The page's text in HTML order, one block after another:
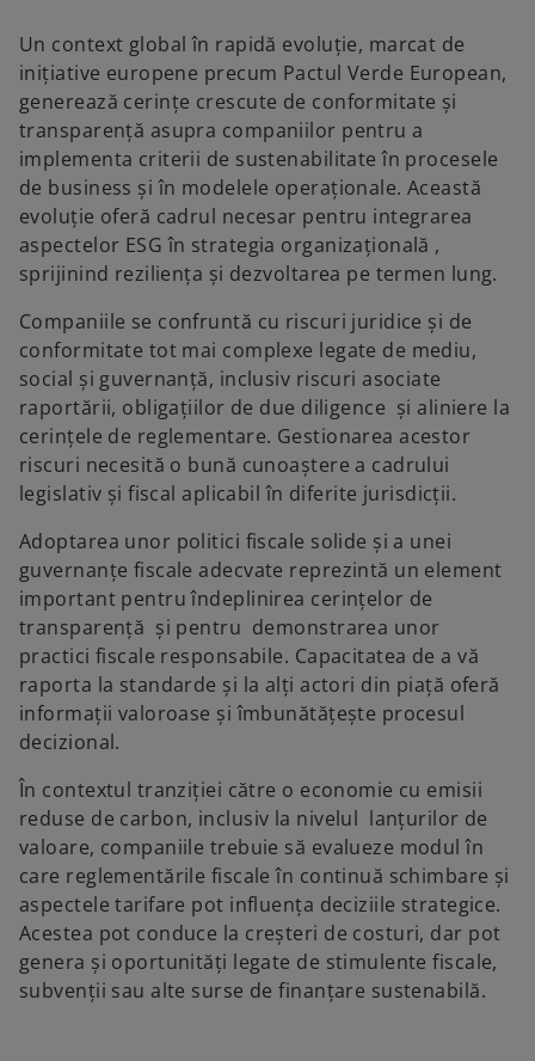
Un context global în rapidă evoluție, marcat de
inițiative europene precum Pactul Verde European,
generează cerințe crescute de conformitate și
transparență asupra companiilor pentru a
implementa criterii de sustenabilitate în procesele
de business și în modelele operaționale. Această
evoluție oferă cadrul necesar pentru integrarea
aspectelor ESG în strategia organizațională ,
sprijinind reziliența și dezvoltarea pe termen lung.
Companiile se confruntă cu riscuri juridice și de
conformitate tot mai complexe legate de mediu,
social și guvernanță, inclusiv riscuri asociate
raportării, obligațiilor de due diligence și aliniere la
cerințele de reglementare. Gestionarea acestor
riscuri necesită o bună cunoaștere a cadrului
legislativ și fiscal aplicabil în diferite jurisdicții.
Adoptarea unor politici fiscale solide și a unei
guvernanțe fiscale adecvate reprezintă un element
important pentru îndeplinirea cerințelor de
transparență și pentru demonstrarea unor
practici fiscale responsabile. Capacitatea de a vă
raporta la standarde și la alți actori din piață oferă
informații valoroase și îmbunătățește procesul
decizional.
În contextul tranziției către o economie cu emisii
reduse de carbon, inclusiv la nivelul lanțurilor de
valoare, companiile trebuie să evalueze modul în
care reglementările fiscale în continuă schimbare și
aspectele tarifare pot influența deciziile strategice.
Acestea pot conduce la creșteri de costuri, dar pot
genera și oportunități legate de stimulente fiscale,
subvenții sau alte surse de finanțare sustenabilă.